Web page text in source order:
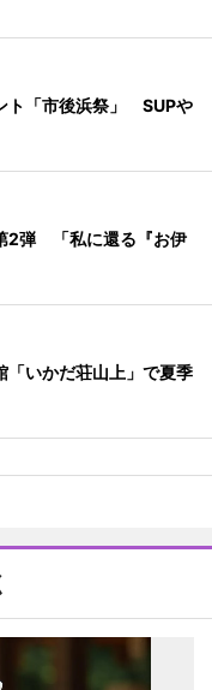
ト「市後浜祭」 SUPや
2弾 「私に還る『お伊
「いかだ荘山上」で夏季